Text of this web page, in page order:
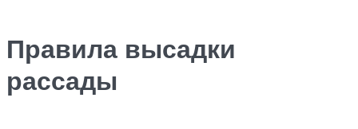
Правила высадки
рассады